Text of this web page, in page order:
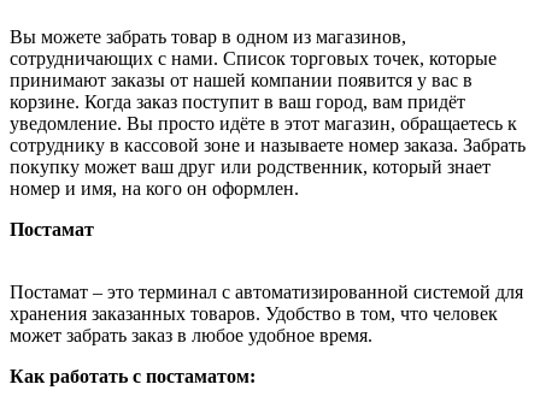
Вы можете забрать товар в одном из магазинов,
сотрудничающих с нами. Список торговых точек, которые
принимают заказы от нашей компании появится у вас в
корзине. Когда заказ поступит в ваш город, вам придёт
уведомление. Вы просто идёте в этот магазин, обращаетесь к
сотруднику в кассовой зоне и называете номер заказа. Забрать
покупку может ваш друг или родственник, который знает
номер и имя, на кого он оформлен.
Постамат
Постамат – это терминал с автоматизированной системой для
хранения заказанных товаров. Удобство в том, что человек
может забрать заказ в любое удобное время.
Как работать с постаматом: